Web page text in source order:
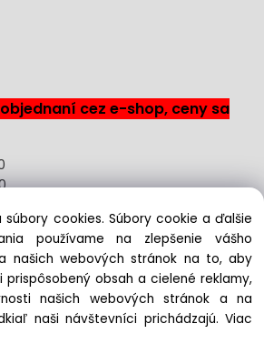
cez e-shop, ceny sa
zmluvy uzavretej na diaľku bez
registrácie
lapex.sk, All rights reserved
súbory cookies. Súbory cookie a ďalšie
používame na zlepšenie vášho
našich webových stránok na to, aby
prispôsobený obsah a cielené reklamy,
našich webových stránok a na
naši návštevníci prichádzajú.Viac